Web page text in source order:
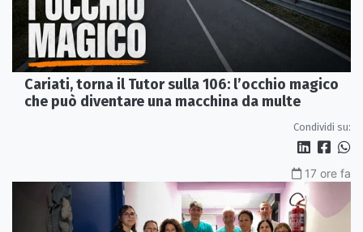
Cariati, torna il Tutor sulla 106: l’occhio magico
che può diventare una macchina da multe
Condividi su:
17 ore fa